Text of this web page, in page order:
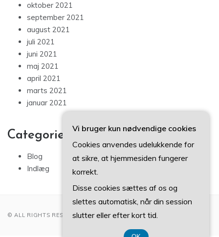
oktober 2021
september 2021
august 2021
juli 2021
juni 2021
maj 2021
april 2021
marts 2021
januar 2021
Categories
Blog
Indlæg
© ALL RIGHTS RESERVED 2022
Vi bruger kun nødvendige cookies
Cookies anvendes udelukkende for
at sikre, at hjemmesiden fungerer
korrekt.
Disse cookies sættes af os og
slettes automatisk, når din session
slutter eller efter kort tid.